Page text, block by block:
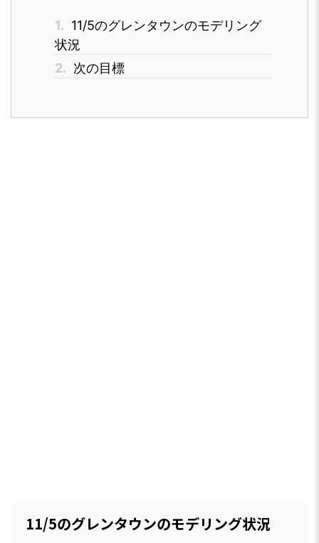
1. 11/5のグレンタウンのモデリング
状況
2. 次の目標
11/5のグレンタウンのモデリング状況